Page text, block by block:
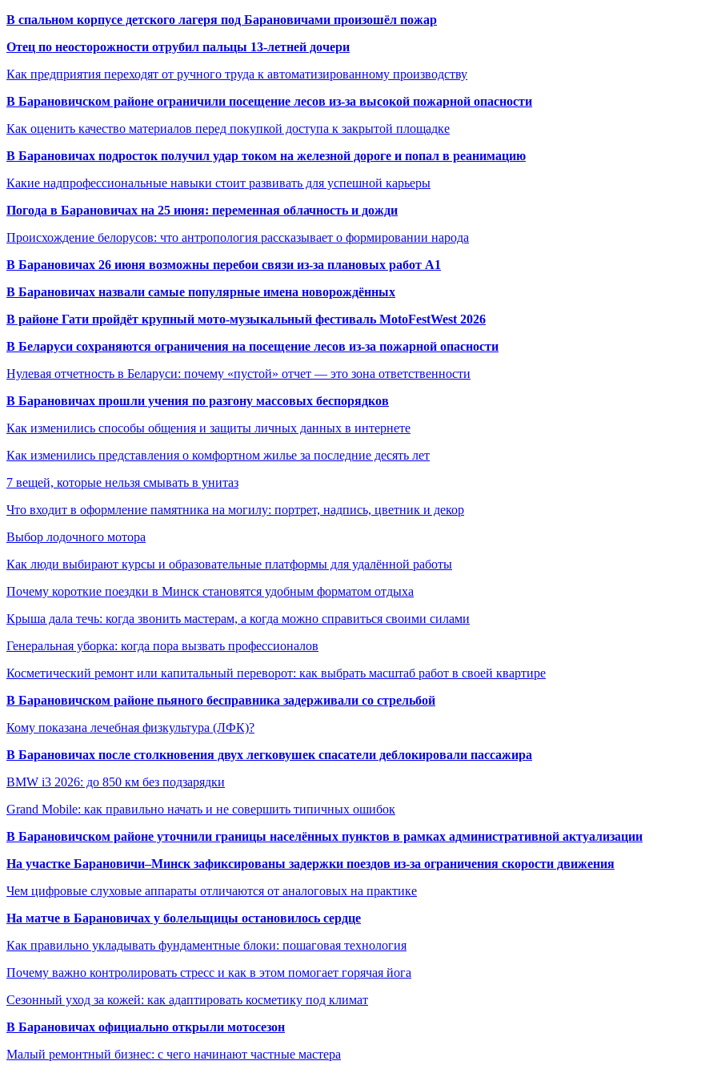
В спальном корпусе детского лагеря под Барановичами произошёл пожар
Отец по неосторожности отрубил пальцы 13-летней дочери
Как предприятия переходят от ручного труда к автоматизированному производству
В Барановичском районе ограничили посещение лесов из-за высокой пожарной опасности
Как оценить качество материалов перед покупкой доступа к закрытой площадке
В Барановичах подросток получил удар током на железной дороге и попал в реанимацию
Какие надпрофессиональные навыки стоит развивать для успешной карьеры
Погода в Барановичах на 25 июня: переменная облачность и дожди
Происхождение белорусов: что антропология рассказывает о формировании народа
В Барановичах 26 июня возможны перебои связи из-за плановых работ A1
В Барановичах назвали самые популярные имена новорождённых
В районе Гати пройдёт крупный мото-музыкальный фестиваль MotoFestWest 2026
В Беларуси сохраняются ограничения на посещение лесов из-за пожарной опасности
Нулевая отчетность в Беларуси: почему «пустой» отчет — это зона ответственности
В Барановичах прошли учения по разгону массовых беспорядков
Как изменились способы общения и защиты личных данных в интернете
Как изменились представления о комфортном жилье за последние десять лет
7 вещей, которые нельзя смывать в унитаз
Что входит в оформление памятника на могилу: портрет, надпись, цветник и декор
Выбор лодочного мотора
Как люди выбирают курсы и образовательные платформы для удалённой работы
Почему короткие поездки в Минск становятся удобным форматом отдыха
Крыша дала течь: когда звонить мастерам, а когда можно справиться своими силами
Генеральная уборка: когда пора вызвать профессионалов
Косметический ремонт или капитальный переворот: как выбрать масштаб работ в своей квартире
В Барановичском районе пьяного бесправника задерживали со стрельбой
Кому показана лечебная физкультура (ЛФК)?
В Барановичах после столкновения двух легковушек спасатели деблокировали пассажира
BMW i3 2026: до 850 км без подзарядки
Grand Mobile: как правильно начать и не совершить типичных ошибок
В Барановичском районе уточнили границы населённых пунктов в рамках административной актуализации
На участке Барановичи–Минск зафиксированы задержки поездов из-за ограничения скорости движения
Чем цифровые слуховые аппараты отличаются от аналоговых на практике
На матче в Барановичах у болельщицы остановилось сердце
Как правильно укладывать фундаментные блоки: пошаговая технология
Почему важно контролировать стресс и как в этом помогает горячая йога
Сезонный уход за кожей: как адаптировать косметику под климат
В Барановичах официально открыли мотосезон
Малый ремонтный бизнес: с чего начинают частные мастера